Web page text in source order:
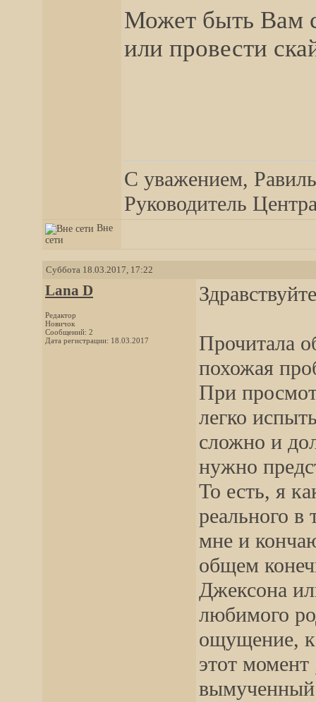
Может быть Вам
или провести
С уважением,
Руководитель
Вне
сети
Суббота 18.03.2017, 17:22
Lana D
Редактор
Новичок
Сообщений: 2
Дата регистрации: 18.03.2017
Прочитала
похожая
При
легко
сложно и
нужно
То есть, я
реального в
мне и
общем
Джексона
любимого
ощущение,
этот